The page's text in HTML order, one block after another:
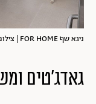
ניגא שף FOR HOME | צילום: איתי אבירן
גאדג'טים